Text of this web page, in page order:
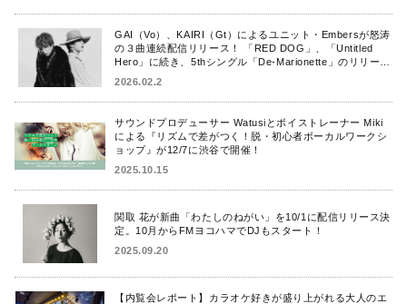
GAI（Vo）、KAIRI（Gt）によるユニット・Embersが怒涛
の３曲連続配信リリース！ 「RED DOG」、「Untitled
Hero」に続き、5thシングル「De-Marionette」のリリース
2026.02.2
サウンドプロデューサー Watusiとボイストレーナー Miki
による『リズムで差がつく！脱・初心者ボーカルワークシ
ョップ』が12/7に渋谷で開催！
2025.10.15
関取 花が新曲「わたしのねがい」を10/1に配信リリース決
定。10月からFMヨコハマでDJもスタート！
2025.09.20
【内覧会レポート】カラオケ好きが盛り上がれる大人のエ